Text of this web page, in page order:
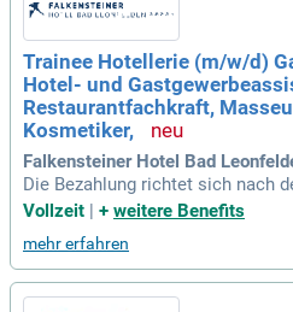
Trainee Hotellerie (m/w/d)
Hotel- und
Restaurantfachkraft,
Kosmetiker,
Falkensteiner Hotel Bad
Die Bezahlung richtet sich nach
tel- und Gastgewerbe.
0 Brutto) bei Doppellehre. Wir
ng!
Vollzeit | + weitere Benefits
mehr erfahren